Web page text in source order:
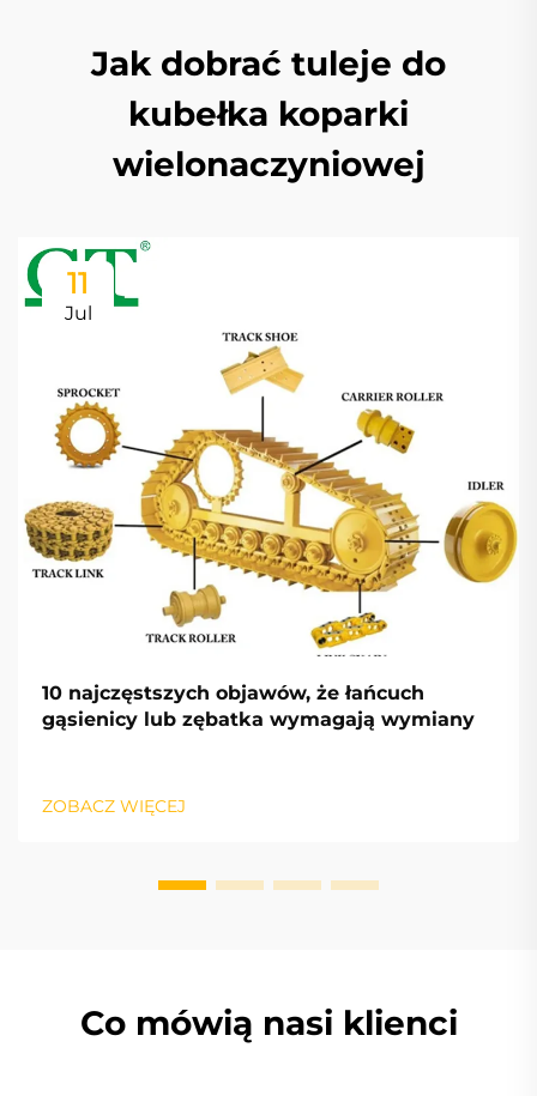
Jak dobrać tuleje do
kubełka koparki
wielonaczyniowej
11
Jul
10 najczęstszych objawów, że łańcuch
gąsienicy lub zębatka wymagają wymiany
ZOBACZ WIĘCEJ
Co mówią nasi klienci